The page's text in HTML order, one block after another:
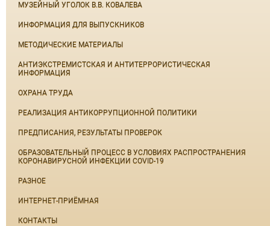
МУЗЕЙНЫЙ УГОЛОК В.В. КОВАЛЕВА
ИНФОРМАЦИЯ ДЛЯ ВЫПУСКНИКОВ
МЕТОДИЧЕСКИЕ МАТЕРИАЛЫ
АНТИЭКСТРЕМИСТСКАЯ И АНТИТЕРРОРИСТИЧЕСКАЯ
ИНФОРМАЦИЯ
ОХРАНА ТРУДА
РЕАЛИЗАЦИЯ АНТИКОРРУПЦИОННОЙ ПОЛИТИКИ
ПРЕДПИСАНИЯ, РЕЗУЛЬТАТЫ ПРОВЕРОК
ОБРАЗОВАТЕЛЬНЫЙ ПРОЦЕСС В УСЛОВИЯХ РАСПРОСТРАНЕНИЯ
КОРОНАВИРУСНОЙ ИНФЕКЦИИ COVID-19
РАЗНОЕ
ИНТЕРНЕТ-ПРИЁМНАЯ
КОНТАКТЫ